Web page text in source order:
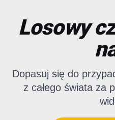
Losowy
Dopasuj się do
z całego świata za